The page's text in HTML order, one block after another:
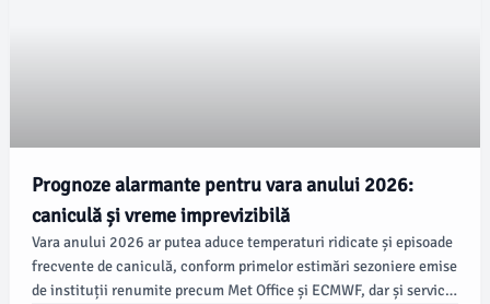
Prognoze alarmante pentru vara anului 2026:
caniculă și vreme imprevizibilă
Vara anului 2026 ar putea aduce temperaturi ridicate și episoade
frecvente de caniculă, conform primelor estimări sezoniere emise
de instituții renumite precum Met Office și ECMWF, dar și servicii